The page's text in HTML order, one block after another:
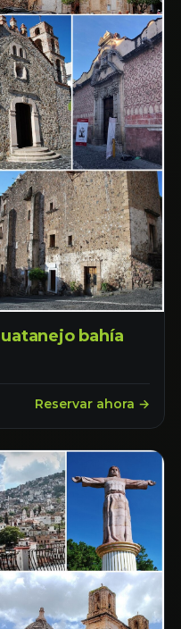
bahía
Reservar ahora →